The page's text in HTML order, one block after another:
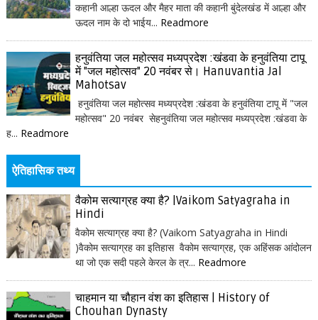
कहानी आल्हा ऊदल और मैहर माता की कहानी बुंदेलखंड में आल्हा और
ऊदल नाम के दो भाईय... Readmore
हनुवंतिया जल महोत्सव मध्यप्रदेश :खंडवा के हनुवंतिया टापू
में "जल महोत्सव" 20 नवंबर से। Hanuvantia Jal
Mahotsav
हनुवंतिया जल महोत्सव मध्यप्रदेश :खंडवा के हनुवंतिया टापू में "जल
महोत्सव" 20 नवंबर सेहनुवंतिया जल महोत्सव मध्यप्रदेश :खंडवा के
ह... Readmore
ऐतिहासिक तथ्य
वैकोम सत्याग्रह क्या है? |Vaikom Satyagraha in
Hindi
वैकोम सत्याग्रह क्या है? (Vaikom Satyagraha in Hindi
)वैकोम सत्याग्रह का इतिहास वैकोम सत्याग्रह, एक अहिंसक आंदोलन
था जो एक सदी पहले केरल के त्र... Readmore
चाहमान या चौहान वंश का इतिहास | History of
Chouhan Dynasty